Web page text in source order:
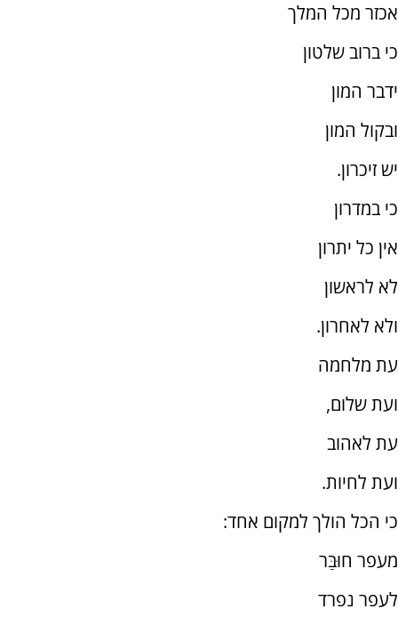
אכזר מכל המלך
כי ברוב שלטון
ידבר המון
ובקול המון
יש זיכרון.
כי במדרון
אין כל יתרון
לא לראשון
ולא לאחרון.
עת מלחמה
ועת שלום,
עת לאהוב
ועת לחיות.
כי הכל הולך למקום אחד:
מעפר חוּבַּר
לעפר נפרד